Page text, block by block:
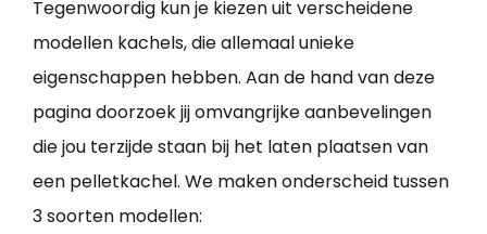
Tegenwoordig kun je kiezen uit verscheidene
modellen kachels, die allemaal unieke
eigenschappen hebben. Aan de hand van deze
pagina doorzoek jij omvangrijke aanbevelingen
die jou terzijde staan bij het laten plaatsen van
een pelletkachel. We maken onderscheid tussen
3 soorten modellen: